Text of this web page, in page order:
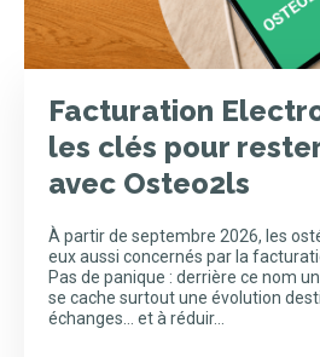
Facturation
les clés pour
avec Osteo2ls
À partir de septembre 2026, les
eux aussi concernés par la
Pas de panique : derrière ce nom
se cache surtout une évolution
échanges... et à réduir…